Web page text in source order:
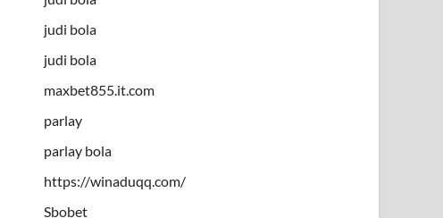
judi bola
judi bola
maxbet855.it.com
parlay
parlay bola
https://winaduqq.com/
Sbobet